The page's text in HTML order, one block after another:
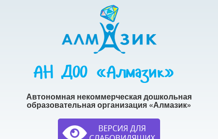
АН ДОО «Алмазик»
Автономная некоммерческая дошкольная
образовательная организация «Алмазик»